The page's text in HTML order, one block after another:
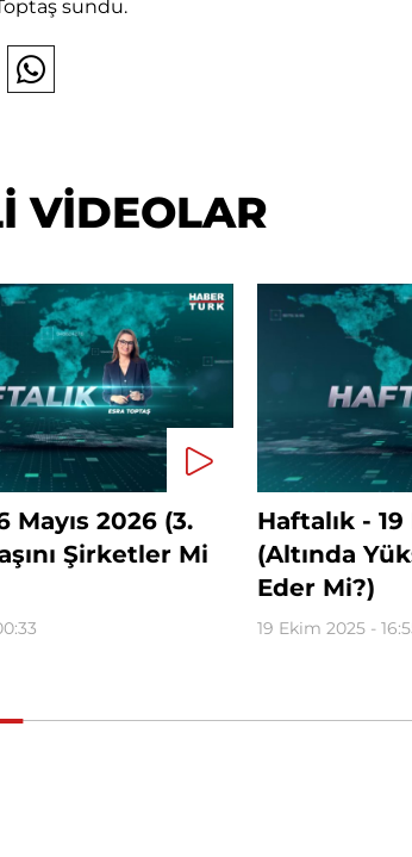
sundu.
VİDEOLAR
Mayıs 2026 (3.
Şirketler Mi
Haftalık -
(Altında
Eder Mi?)
19 Ekim 2025 -